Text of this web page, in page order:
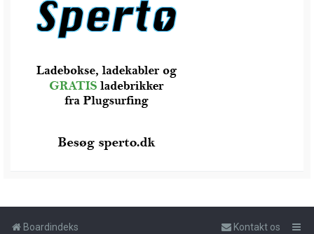
Boardindeks Kontakt os